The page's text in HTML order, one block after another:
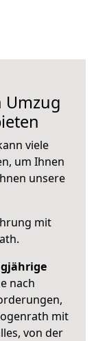
viele
um Ihnen
unsere
mit
.
nach
mit
von der